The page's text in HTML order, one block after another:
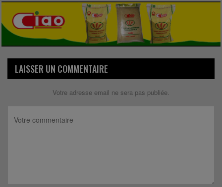
LAISSER UN COMMENTAIRE
Votre adresse email ne sera pas publiée.